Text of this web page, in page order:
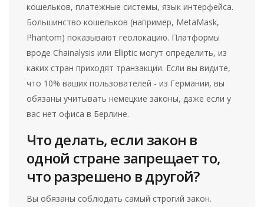
кошельков, платежные системы, язык интерфейса.
Большинство кошельков (например, MetaMask,
Phantom) показывают геолокацию. Платформы
вроде Chainalysis или Elliptic могут определить, из
каких стран приходят транзакции. Если вы видите,
что 10% ваших пользователей - из Германии, вы
обязаны учитывать немецкие законы, даже если у
вас нет офиса в Берлине.
Что делать, если закон в
одной стране запрещает то,
что разрешено в другой?
Вы обязаны соблюдать самый строгий закон.